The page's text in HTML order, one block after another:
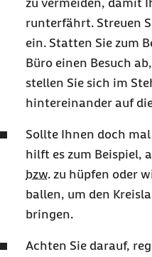
runterfährt. Streuen
ein. Statten Sie zum
Büro einen Besuch
stellen Sie sich im
hintereinander auf
Sollte Ihnen doch
hilft es zum Beispiel,
bzw. zu hüpfen oder
ballen, um den
bringen.
Achten Sie darauf,